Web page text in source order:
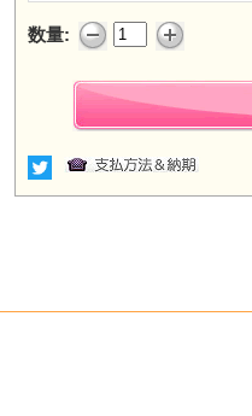
数量: